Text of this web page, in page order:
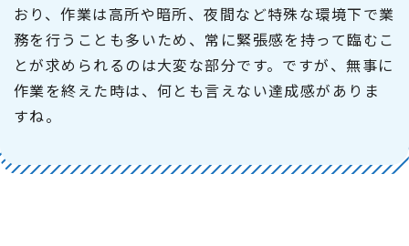
おり、作業は高所や暗所、夜間など特殊な環境下で業
務を行うことも多いため、常に緊張感を持って臨むこ
とが求められるのは大変な部分です。ですが、無事に
作業を終えた時は、何とも言えない達成感がありま
すね。